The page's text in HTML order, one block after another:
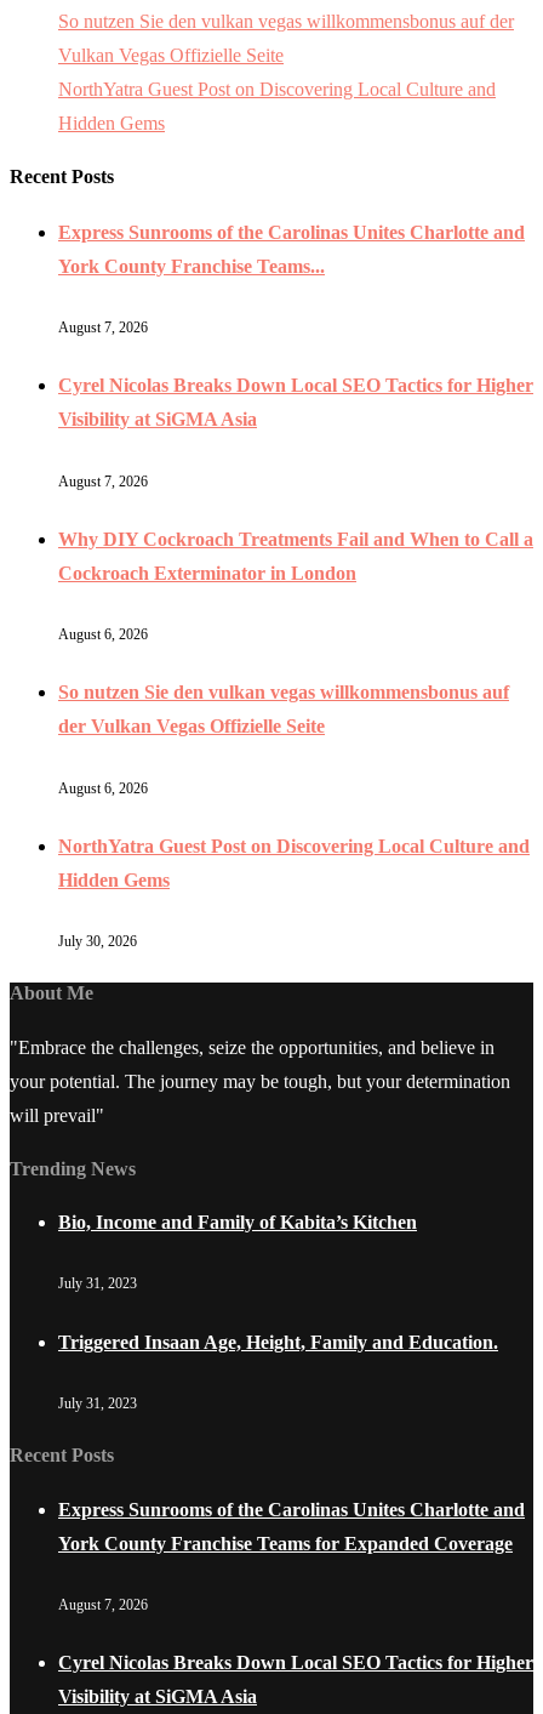
So nutzen Sie den vulkan vegas willkommensbonus auf der
Vulkan Vegas Offizielle Seite
NorthYatra Guest Post on Discovering Local Culture and
Hidden Gems
Recent Posts
Express Sunrooms of the Carolinas Unites Charlotte and
York County Franchise Teams...
August 7, 2026
Cyrel Nicolas Breaks Down Local SEO Tactics for Higher
Visibility at SiGMA Asia
August 7, 2026
Why DIY Cockroach Treatments Fail and When to Call a
Cockroach Exterminator in London
August 6, 2026
So nutzen Sie den vulkan vegas willkommensbonus auf
der Vulkan Vegas Offizielle Seite
August 6, 2026
NorthYatra Guest Post on Discovering Local Culture and
Hidden Gems
July 30, 2026
About Me
"Embrace the challenges, seize the opportunities, and believe in
your potential. The journey may be tough, but your determination
will prevail"
Trending News
Bio, Income and Family of Kabita’s Kitchen
July 31, 2023
Triggered Insaan Age, Height, Family and Education.
July 31, 2023
Recent Posts
Express Sunrooms of the Carolinas Unites Charlotte and
York County Franchise Teams for Expanded Coverage
August 7, 2026
Cyrel Nicolas Breaks Down Local SEO Tactics for Higher
Visibility at SiGMA Asia